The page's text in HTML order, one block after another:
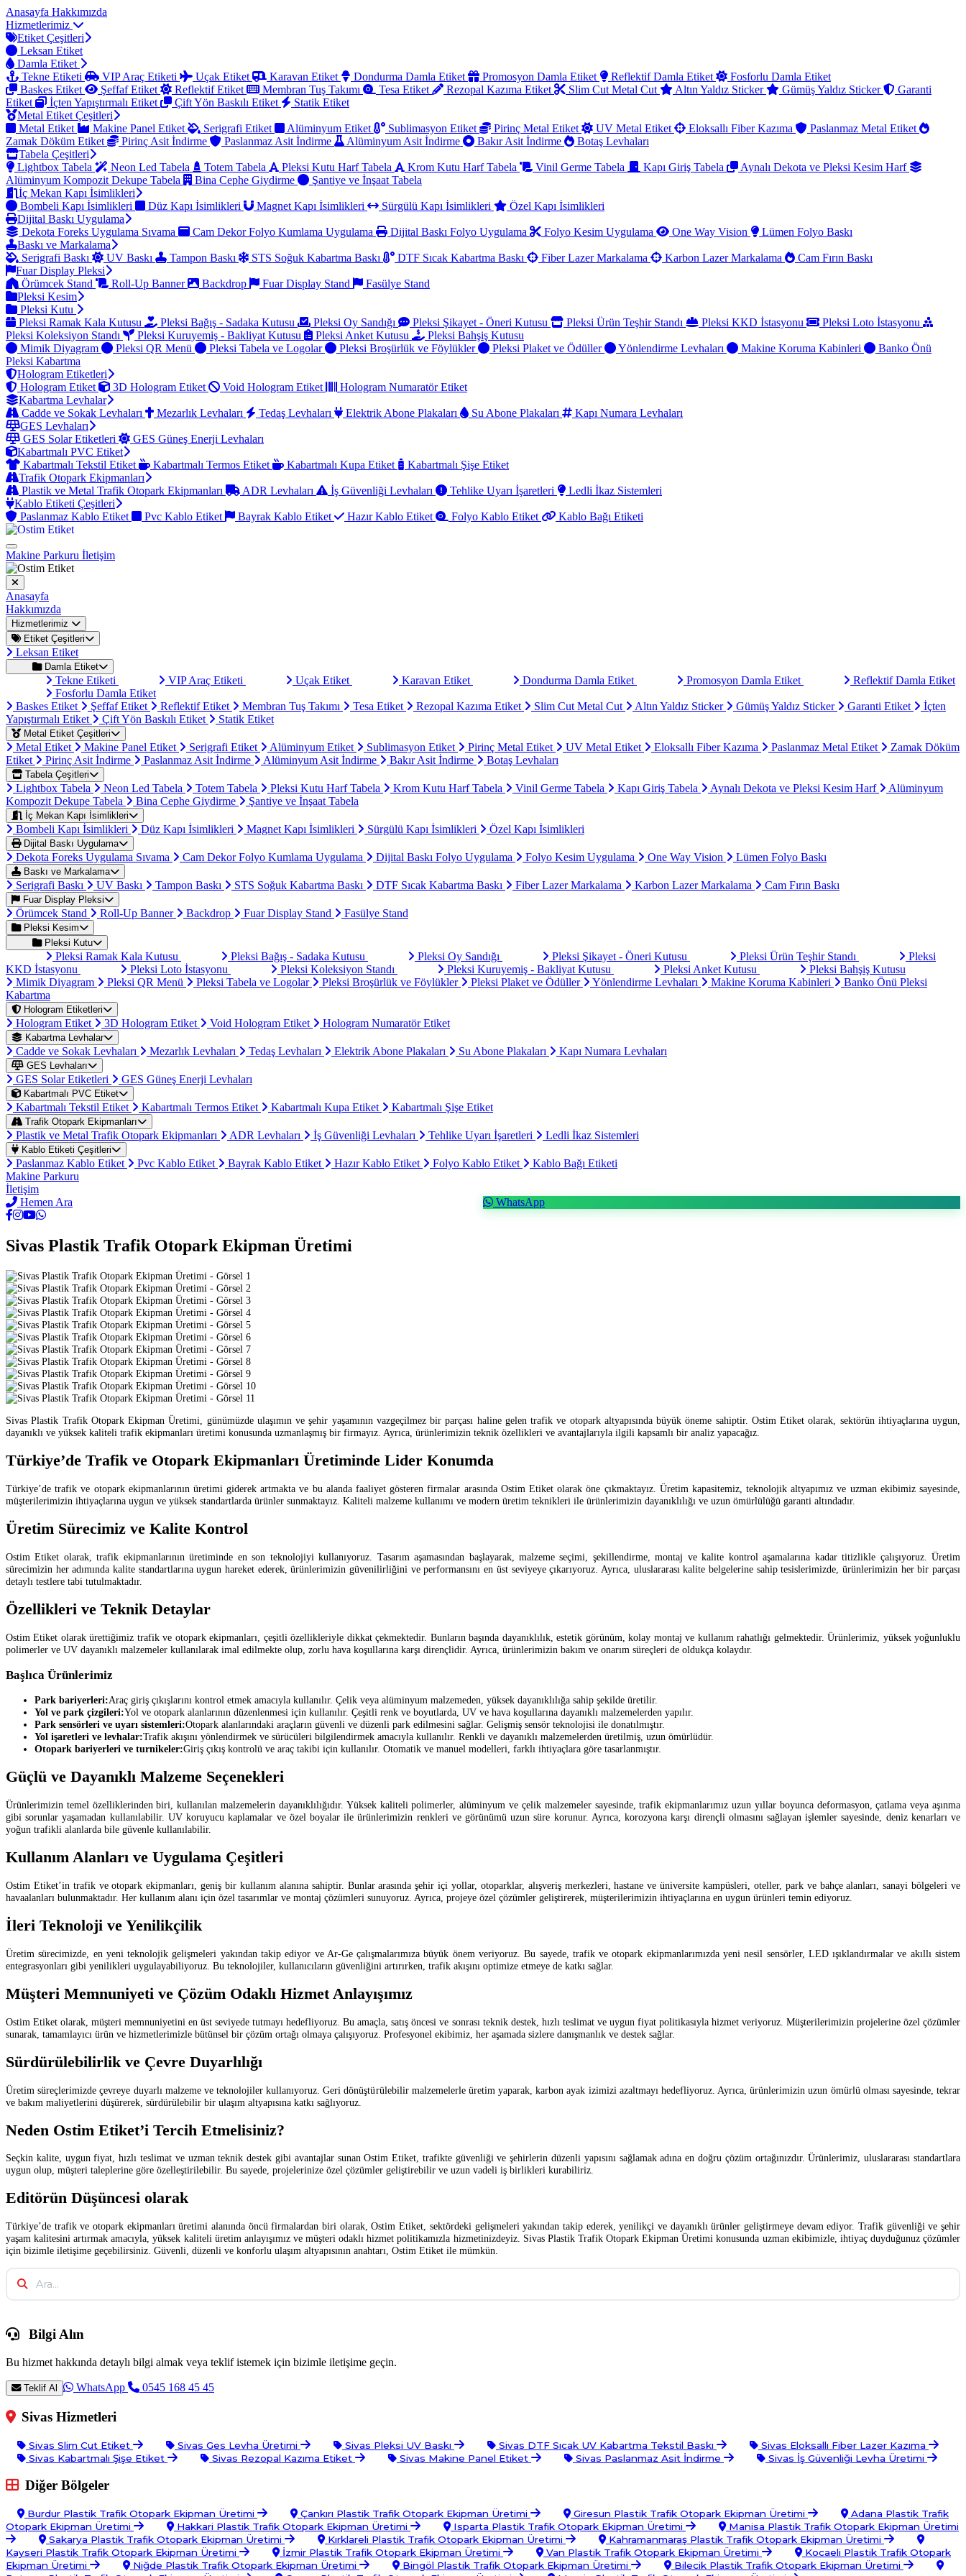
Anasayfa Hakkımızda
Hizmetlerimiz
Etiket Çeşitleri
Leksan Etiket
Damla Etiket
Tekne Etiketi
VIP Araç Etiketi Uçak Etiket Karavan Etiket Dondurma Damla Etiket Promosyon Damla Etiket Reflektif Damla Etiket
Fosforlu Damla Etiket
Baskes Etiket
Şeffaf Etiket Reflektif Etiket Membran Tuş Takımı Tesa Etiket Rezopal Kazıma Etiket Slim Cut Metal Cut Altın Yaldız Sticker Gümüş Yaldız Sticker
Garanti
Etiket
İçten Yapıştırmalı Etiket Çift Yön Baskılı Etiket
Statik Etiket
Metal Etiket Çeşitleri
Metal Etiket
Makine Panel Etiket Serigrafi Etiket Alüminyum Etiket Sublimasyon Etiket Pirinç Metal Etiket UV Metal Etiket Eloksallı Fiber Kazıma
Paslanmaz Metal Etiket
Zamak Döküm Etiket
Pirinç Asit İndirme Paslanmaz Asit İndirme Alüminyum Asit İndirme Bakır Asit İndirme
Botaş Levhaları
Tabela Çeşitleri
Lightbox Tabela
Neon Led Tabela Totem Tabela Pleksi Kutu Harf Tabela Krom Kutu Harf Tabela Vinil Germe Tabela Kapı Giriş Tabela
Aynalı Dekota ve Pleksi Kesim Harf
Alüminyum Kompozit Dekupe Tabela
Bina Cephe Giydirme
Şantiye ve İnşaat Tabela
İç Mekan Kapı İsimlikleri
Bombeli Kapı İsimlikleri
Düz Kapı İsimlikleri Magnet Kapı İsimlikleri Sürgülü Kapı İsimlikleri
Özel Kapı İsimlikleri
Dijital Baskı Uygulama
Dekota Foreks Uygulama Sıvama
Cam Dekor Folyo Kumlama Uygulama Dijital Baskı Folyo Uygulama Folyo Kesim Uygulama One Way Vision
Lümen Folyo Baskı
Baskı ve Markalama
Serigrafi Baskı
UV Baskı Tampon Baskı STS Soğuk Kabartma Baskı DTF Sıcak Kabartma Baskı Fiber Lazer Markalama Karbon Lazer Markalama
Cam Fırın Baskı
Fuar Display Pleksi
Örümcek Stand
Roll-Up Banner Backdrop Fuar Display Stand
Fasülye Stand
Pleksi Kesim
Pleksi Kutu
Pleksi Ramak Kala Kutusu
Pleksi Bağış - Sadaka Kutusu Pleksi Oy Sandığı Pleksi Şikayet - Öneri Kutusu Pleksi Ürün Teşhir Standı Pleksi KKD İstasyonu
Pleksi Loto İstasyonu
Pleksi Koleksiyon Standı
Pleksi Kuruyemiş - Bakliyat Kutusu Pleksi Anket Kutusu
Pleksi Bahşiş Kutusu
Mimik Diyagram
Pleksi QR Menü Pleksi Tabela ve Logolar Pleksi Broşürlük ve Föylükler Pleksi Plaket ve Ödüller Yönlendirme Levhaları Makine Koruma Kabinleri
Banko Önü
Pleksi Kabartma
Hologram Etiketleri
Hologram Etiket
3D Hologram Etiket Void Hologram Etiket
Hologram Numaratör Etiket
Kabartma Levhalar
Cadde ve Sokak Levhaları
Mezarlık Levhaları Tedaş Levhaları Elektrik Abone Plakaları Su Abone Plakaları
Kapı Numara Levhaları
GES Levhaları
GES Solar Etiketleri
GES Güneş Enerji Levhaları
Kabartmalı PVC Etiket
Kabartmalı Tekstil Etiket
Kabartmalı Termos Etiket Kabartmalı Kupa Etiket
Kabartmalı Şişe Etiket
Trafik Otopark Ekipmanları
Plastik ve Metal Trafik Otopark Ekipmanları
ADR Levhaları İş Güvenliği Levhaları Tehlike Uyarı İşaretleri
Ledli İkaz Sistemleri
Kablo Etiketi Çeşitleri
Paslanmaz Kablo Etiket
Pvc Kablo Etiket Bayrak Kablo Etiket Hazır Kablo Etiket Folyo Kablo Etiket Kablo Bağı Etiketi
Makine Parkuru İletişim
Anasayfa
Hakkımızda
Hizmetlerimiz
Etiket Çeşitleri
Leksan Etiket
Damla Etiket
Tekne Etiketi VIP Araç Etiketi Uçak Etiket Karavan Etiket Dondurma Damla Etiket Promosyon Damla Etiket
Reflektif Damla Etiket
Fosforlu Damla Etiket
Baskes Etiket
Şeffaf Etiket Reflektif Etiket Membran Tuş Takımı Tesa Etiket Rezopal Kazıma Etiket Slim Cut Metal Cut Altın Yaldız Sticker Gümüş Yaldız Sticker Garanti Etiket
İçten
Yapıştırmalı Etiket
Çift Yön Baskılı Etiket Statik Etiket
Metal Etiket Çeşitleri
Metal Etiket Makine Panel Etiket Serigrafi Etiket Alüminyum Etiket Sublimasyon Etiket Pirinç Metal Etiket UV Metal Etiket Eloksallı Fiber Kazıma Paslanmaz Metal Etiket
Zamak Döküm
Etiket
Pirinç Asit İndirme Paslanmaz Asit İndirme Alüminyum Asit İndirme Bakır Asit İndirme Botaş Levhaları
Tabela Çeşitleri
Lightbox Tabela Neon Led Tabela Totem Tabela Pleksi Kutu Harf Tabela Krom Kutu Harf Tabela Vinil Germe Tabela Kapı Giriş Tabela Aynalı Dekota ve Pleksi Kesim Harf
Alüminyum
Kompozit Dekupe Tabela
Bina Cephe Giydirme Şantiye ve İnşaat Tabela
İç Mekan Kapı İsimlikleri
Bombeli Kapı İsimlikleri Düz Kapı İsimlikleri Magnet Kapı İsimlikleri Sürgülü Kapı İsimlikleri Özel Kapı İsimlikleri
Dijital Baskı Uygulama
Dekota Foreks Uygulama Sıvama Cam Dekor Folyo Kumlama Uygulama Dijital Baskı Folyo Uygulama Folyo Kesim Uygulama One Way Vision Lümen Folyo Baskı
Baskı ve Markalama
Serigrafi Baskı UV Baskı Tampon Baskı STS Soğuk Kabartma Baskı DTF Sıcak Kabartma Baskı Fiber Lazer Markalama Karbon Lazer Markalama Cam Fırın Baskı
Fuar Display Pleksi
Örümcek Stand Roll-Up Banner Backdrop Fuar Display Stand Fasülye Stand
Pleksi Kesim
Pleksi Kutu
Pleksi Ramak Kala Kutusu Pleksi Bağış - Sadaka Kutusu Pleksi Oy Sandığı Pleksi Şikayet - Öneri Kutusu Pleksi Ürün Teşhir Standı
Pleksi
KKD İstasyonu
Pleksi Loto İstasyonu Pleksi Koleksiyon Standı Pleksi Kuruyemiş - Bakliyat Kutusu Pleksi Anket Kutusu
Pleksi Bahşiş Kutusu
Mimik Diyagram
Pleksi QR Menü Pleksi Tabela ve Logolar Pleksi Broşürlük ve Föylükler Pleksi Plaket ve Ödüller Yönlendirme Levhaları Makine Koruma Kabinleri
Banko Önü Pleksi
Kabartma
Hologram Etiketleri
Hologram Etiket 3D Hologram Etiket Void Hologram Etiket Hologram Numaratör Etiket
Kabartma Levhalar
Cadde ve Sokak Levhaları Mezarlık Levhaları Tedaş Levhaları Elektrik Abone Plakaları Su Abone Plakaları Kapı Numara Levhaları
GES Levhaları
GES Solar Etiketleri GES Güneş Enerji Levhaları
Kabartmalı PVC Etiket
Kabartmalı Tekstil Etiket Kabartmalı Termos Etiket Kabartmalı Kupa Etiket Kabartmalı Şişe Etiket
Trafik Otopark Ekipmanları
Plastik ve Metal Trafik Otopark Ekipmanları ADR Levhaları İş Güvenliği Levhaları Tehlike Uyarı İşaretleri Ledli İkaz Sistemleri
Kablo Etiketi Çeşitleri
Paslanmaz Kablo Etiket Pvc Kablo Etiket Bayrak Kablo Etiket Hazır Kablo Etiket Folyo Kablo Etiket
Kablo Bağı Etiketi
Makine Parkuru
İletişim
Hemen Ara
WhatsApp
Sivas Plastik Trafik Otopark Ekipman Üretimi
Sivas Plastik Trafik Otopark Ekipman Üretimi, günümüzde ulaşımın ve şehir yaşamının vazgeçilmez bir parçası haline gelen trafik ve otopark altyapısında büyük öneme sahiptir. Ostim Etiket olarak, sektörün ihtiyaçlarına uygun,
dayanıklı ve yüksek kaliteli trafik ekipmanları üretimi konusunda uzmanlaşmış bir firmayız. Ayrıca, ürünlerimizin teknik özellikleri ve avantajlarıyla ilgili kapsamlı bir analiz yapacağız.
Türkiye’de Trafik ve Otopark Ekipmanları Üretiminde Lider Konumda
Türkiye’de trafik ve otopark ekipmanlarının üretimi giderek artmakta ve bu alanda faaliyet gösteren firmalar arasında Ostim Etiket olarak öne çıkmaktayız. Üretim kapasitemiz, teknolojik altyapımız ve uzman ekibimiz sayesinde,
müşterilerimizin ihtiyaçlarına uygun ve yüksek standartlarda ürünler sunmaktayız. Kaliteli malzeme kullanımı ve modern üretim teknikleri ile ürünlerimizin dayanıklılığı ve uzun ömürlülüğü garanti altındadır.
Üretim Sürecimiz ve Kalite Kontrol
Ostim Etiket olarak, trafik ekipmanlarının üretiminde en son teknolojiyi kullanıyoruz. Tasarım aşamasından başlayarak, malzeme seçimi, şekillendirme, montaj ve kalite kontrol aşamalarına kadar titizlikle çalışıyoruz. Üretim
sürecimizin her adımında kalite standartlarına uygun hareket ederek, ürünlerimizin güvenilirliğini ve performansını en üst seviyeye çıkarıyoruz. Ayrıca, uluslararası kalite belgelerine sahip tesislerimizde, ürünlerimizin her bir parçası
detaylı testlere tabi tutulmaktadır.
Özellikleri ve Teknik Detaylar
Ostim Etiket olarak ürettiğimiz trafik ve otopark ekipmanları, çeşitli özellikleriyle dikkat çekmektedir. Bunların başında dayanıklılık, estetik görünüm, kolay montaj ve kullanım rahatlığı gelmektedir. Ürünlerimiz, yüksek yoğunluklu
polimerler ve UV dayanıklı malzemeler kullanılarak imal edilmekte olup, zorlu hava koşullarına karşı dirençlidir. Ayrıca, ürünlerimizin bakım ve onarım süreçleri de oldukça kolaydır.
Başlıca Ürünlerimiz
Park bariyerleri:Araç giriş çıkışlarını kontrol etmek amacıyla kullanılır. Çelik veya alüminyum malzemeden, yüksek dayanıklılığa sahip şekilde üretilir.
Yol ve park çizgileri:Yol ve otopark alanlarının düzenlenmesi için kullanılır. Çeşitli renk ve boyutlarda, UV ve hava koşullarına dayanıklı malzemelerden yapılır.
Park sensörleri ve uyarı sistemleri:Otopark alanlarındaki araçların güvenli ve düzenli park edilmesini sağlar. Gelişmiş sensör teknolojisi ile donatılmıştır.
Yol işaretleri ve levhalar:Trafik akışını yönlendirmek ve sürücüleri bilgilendirmek amacıyla kullanılır. Renkli ve dayanıklı malzemelerden üretilmiş, uzun ömürlüdür.
Otopark bariyerleri ve turnikeler:Giriş çıkış kontrolü ve araç takibi için kullanılır. Otomatik ve manuel modelleri, farklı ihtiyaçlara göre tasarlanmıştır.
Güçlü ve Dayanıklı Malzeme Seçenekleri
Ürünlerimizin temel özelliklerinden biri, kullanılan malzemelerin dayanıklılığıdır. Yüksek kaliteli polimerler, alüminyum ve çelik malzemeler sayesinde, trafik ekipmanlarımız uzun yıllar boyunca deformasyon, çatlama veya aşınma
gibi sorunlar yaşamadan kullanılabilir. UV koruyucu kaplamalar ve özel boyalar ile ürünlerimizin renkleri ve görünümü uzun süre korunur. Ayrıca, korozyona karşı dirençli olmasını sağlayan işlemler sayesinde, deniz kenarları ve
yoğun trafikli alanlarda bile güvenle kullanılabilir.
Kullanım Alanları ve Uygulama Çeşitleri
Ostim Etiket’in trafik ve otopark ekipmanları, geniş bir kullanım alanına sahiptir. Bunlar arasında şehir içi yollar, otoparklar, alışveriş merkezleri, hastane ve üniversite kampüsleri, oteller, park ve bahçe alanları, sanayi bölgeleri ve
havaalanları bulunmaktadır. Her kullanım alanı için özel tasarımlar ve montaj çözümleri sunuyoruz. Ayrıca, projeye özel çözümler geliştirerek, müşterilerimizin ihtiyaçlarına en uygun ürünleri temin ediyoruz.
İleri Teknoloji ve Yenilikçilik
Üretim sürecimizde, en yeni teknolojik gelişmeleri yakından takip ediyor ve Ar-Ge çalışmalarımıza büyük önem veriyoruz. Bu sayede, trafik ve otopark ekipmanlarımızda yeni nesil sensörler, LED ışıklandırmalar ve akıllı sistem
entegrasyonları gibi yenilikleri uygulayabiliyoruz. Bu teknolojiler, kullanıcıların güvenliğini artırırken, trafik akışını optimize etmeye de katkı sağlar.
Müşteri Memnuniyeti ve Çözüm Odaklı Hizmet Anlayışımız
Ostim Etiket olarak, müşteri memnuniyetini en üst seviyede tutmayı hedefliyoruz. Bu amaçla, satış öncesi ve sonrası teknik destek, hızlı teslimat ve uygun fiyat politikasıyla hizmet veriyoruz. Müşterilerimizin projelerine özel çözümler
sunarak, tamamlayıcı ürün ve hizmetlerimizle bütünsel bir çözüm ortağı olmaya çalışıyoruz. Profesyonel ekibimiz, her aşamada sizlere danışmanlık ve destek sağlar.
Sürdürülebilirlik ve Çevre Duyarlılığı
Üretim süreçlerimizde çevreye duyarlı malzeme ve teknolojiler kullanıyoruz. Geri dönüştürülebilir malzemelerle üretim yaparak, karbon ayak izimizi azaltmayı hedefliyoruz. Ayrıca, ürünlerimizin uzun ömürlü olması sayesinde, tekrar
ve bakım maliyetlerini düşürerek, sürdürülebilir bir ulaşım altyapısına katkı sağlıyoruz.
Neden Ostim Etiket’i Tercih Etmelisiniz?
Seçkin kalite, uygun fiyat, hızlı teslimat ve uzman teknik destek gibi avantajlar sunan Ostim Etiket, trafikte güvenliği ve şehirlerin düzenli yapısını sağlamak adına en doğru çözüm ortağınızdır. Ürünlerimiz, uluslararası standartlara
uygun olup, müşteri taleplerine göre özelleştirilebilir. Bu sayede, projelerinize özel çözümler geliştirebilir ve uzun vadeli iş birlikleri kurabiliriz.
Editörün Düşüncesi olarak
Türkiye’de trafik ve otopark ekipmanları üretimi alanında öncü firmalardan biri olarak, Ostim Etiket, sektördeki gelişmeleri yakından takip ederek, yenilikçi ve dayanıklı ürünler geliştirmeye devam ediyor. Trafik güvenliği ve şehir
yaşam kalitesini artırmak amacıyla, yüksek kaliteli üretim anlayışımız ve müşteri odaklı hizmet politikamızla hizmetinizdeyiz. Sivas Plastik Trafik Otopark Ekipman Üretimi konusunda uzman ekibimizle, ihtiyaç duyduğunuz çözümler
için bizimle iletişime geçebilirsiniz. Güvenli, düzenli ve konforlu ulaşım altyapısının anahtarı, Ostim Etiket ile mümkün.
Bilgi Alın
Bu hizmet hakkında detaylı bilgi almak veya teklif istemek için bizimle iletişime geçin.
Teklif Al WhatsApp 0545 168 45 45
Sivas Hizmetleri
Sivas Slim Cut Etiket Sivas Ges Levha Üretimi Sivas Pleksi UV Baskı Sivas DTF Sıcak UV Kabartma Tekstil Baskı
Sivas Eloksallı Fiber Lazer Kazıma
Sivas Kabartmalı Şişe Etiket
Sivas Rezopal Kazıma Etiket Sivas Makine Panel Etiket Sivas Paslanmaz Asit İndirme Sivas İş Güvenliği Levha Üretimi
Diğer Bölgeler
Burdur Plastik Trafik Otopark Ekipman Üretimi Çankırı Plastik Trafik Otopark Ekipman Üretimi Giresun Plastik Trafik Otopark Ekipman Üretimi
Adana Plastik Trafik
Otopark Ekipman Üretimi
Hakkari Plastik Trafik Otopark Ekipman Üretimi Isparta Plastik Trafik Otopark Ekipman Üretimi
Manisa Plastik Trafik Otopark Ekipman Üretimi
Sakarya Plastik Trafik Otopark Ekipman Üretimi
Kırklareli Plastik Trafik Otopark Ekipman Üretimi
Kahramanmaraş Plastik Trafik Otopark Ekipman Üretimi
Kayseri Plastik Trafik Otopark Ekipman Üretimi
İzmir Plastik Trafik Otopark Ekipman Üretimi Van Plastik Trafik Otopark Ekipman Üretimi
Kocaeli Plastik Trafik Otopark
Ekipman Üretimi
Niğde Plastik Trafik Otopark Ekipman Üretimi Bingöl Plastik Trafik Otopark Ekipman Üretimi
Bilecik Plastik Trafik Otopark Ekipman Üretimi